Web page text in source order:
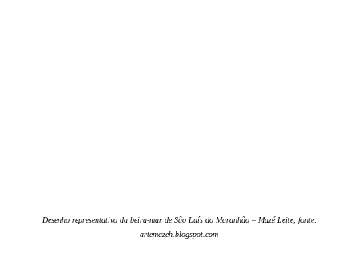
Desenho representativo da beira-mar de São Luís do Maranhão – Mazé Leite; fonte:
artemazeh.blogspot.com